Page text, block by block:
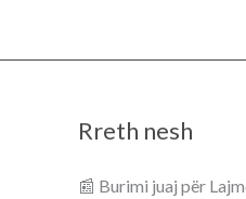
Rreth nesh
📰 Burimi juaj për